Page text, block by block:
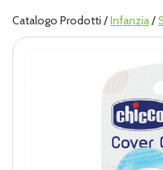
Catalogo Prodotti /Infanzia/